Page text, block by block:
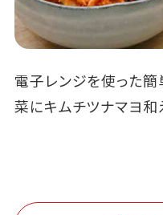
電子レンジを使った簡
菜にキムチツナマヨ和